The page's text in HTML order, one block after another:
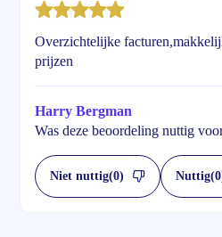
Overzichtelijke
prijzen
Harry Bergman
Was deze beoordeling nuttig
Niet nuttig(0) Nuttig